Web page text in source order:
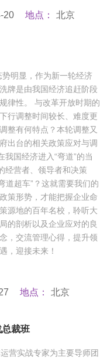
20 地点： 北京
明显，作为新一轮经济
牌是由我国经济追赶阶段
律性。 与改革开放时期的
行调整时间较长、难度更
整有何特点？本轮调整又
出台的相关政策应对与调
我国经济进入“弯道”的当
经营者、领导者和决策
道超车”？这就需要我们的
策形势，才能把握企业命
源地的百年名校，聆听大
的剖析以及企业应对的良
，交流管理心得，提升领
，迎接未来！
地点： 北京
裁班
营实战专家为主要导师团